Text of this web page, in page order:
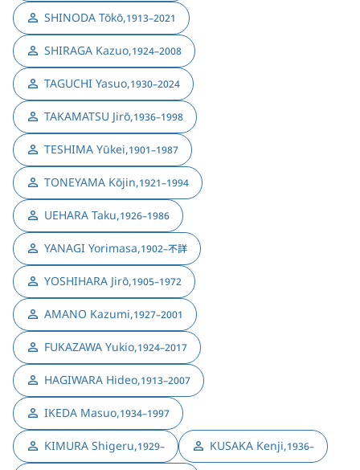
SHINODA Tōkō,1913–2021
SHIRAGA Kazuo,1924–2008
TAGUCHI Yasuo,1930–2024
TAKAMATSU Jirō,1936–1998
TESHIMA Yūkei,1901–1987
TONEYAMA Kōjin,1921–1994
UEHARA Taku,1926–1986
YANAGI Yorimasa,1902–不詳
YOSHIHARA Jirō,1905–1972
AMANO Kazumi,1927–2001
FUKAZAWA Yukio,1924–2017
HAGIWARA Hideo,1913–2007
IKEDA Masuo,1934–1997
KIMURA Shigeru,1929– KUSAKA Kenji,1936–